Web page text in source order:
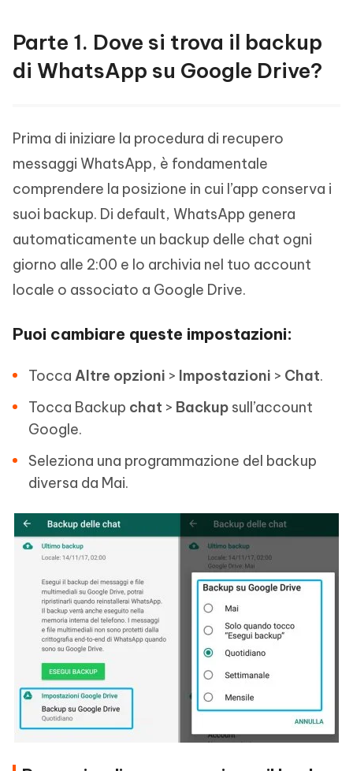
Parte 1. Dove si trova il backup
di WhatsApp su Google Drive?
Prima di iniziare la procedura di recupero
messaggi WhatsApp, è fondamentale
comprendere la posizione in cui l’app conserva i
suoi backup. Di default, WhatsApp genera
automaticamente un backup delle chat ogni
giorno alle 2:00 e lo archivia nel tuo account
locale o associato a Google Drive.
Puoi cambiare queste impostazioni:
Tocca Altre opzioni > Impostazioni > Chat.
Tocca Backup chat > Backup sull’account
Google.
Seleziona una programmazione del backup
diversa da Mai.